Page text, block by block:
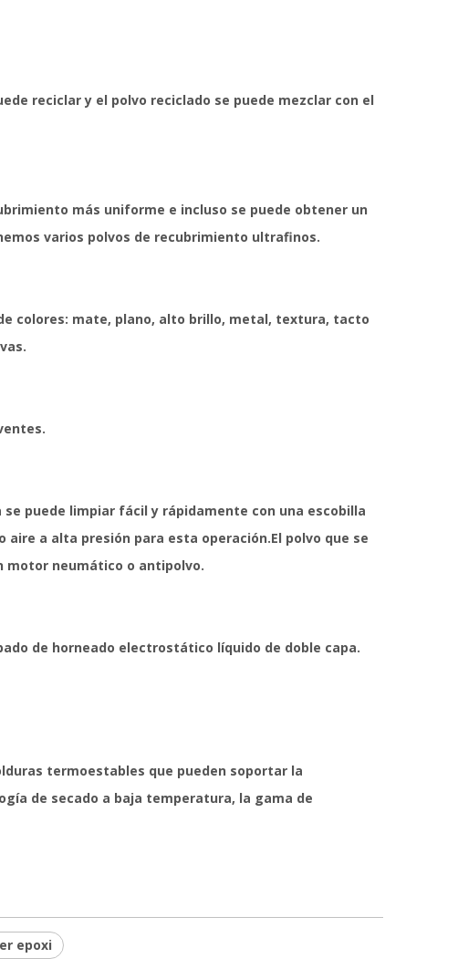
reciclar y el polvo reciclado se puede mezclar con el
más uniforme e incluso se puede obtener un
varios polvos de recubrimiento ultrafinos.
colores: mate, plano, alto brillo, metal, textura, tacto
puede limpiar fácil y rápidamente con una escobilla
a alta presión para esta operación.El polvo que se
motor neumático o antipolvo.
de horneado electrostático líquido de doble capa.
termoestables que pueden soportar la
de secado a baja temperatura, la gama de
epoxi